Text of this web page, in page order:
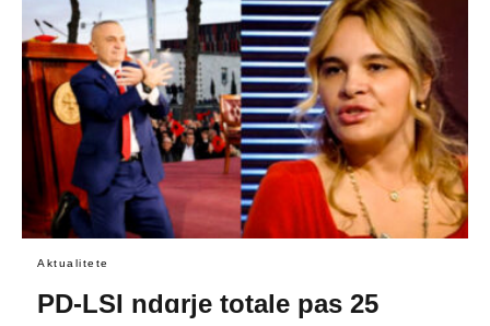
Aktualitete
PD-LSI ndɑrje totale pas 25